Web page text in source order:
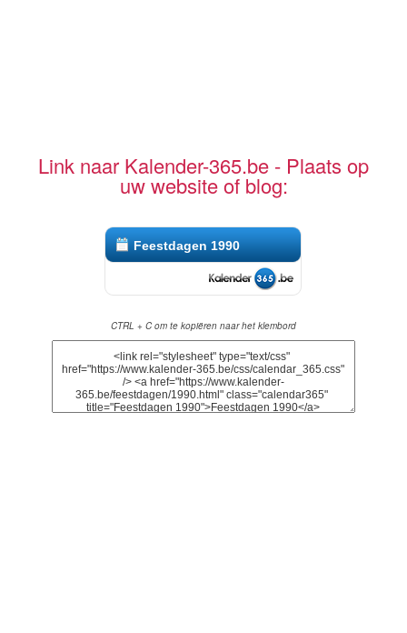
Link naar Kalender-365.be - Plaats op
uw website of blog:
Feestdagen 1990
CTRL + C om te kopiëren naar het klembord